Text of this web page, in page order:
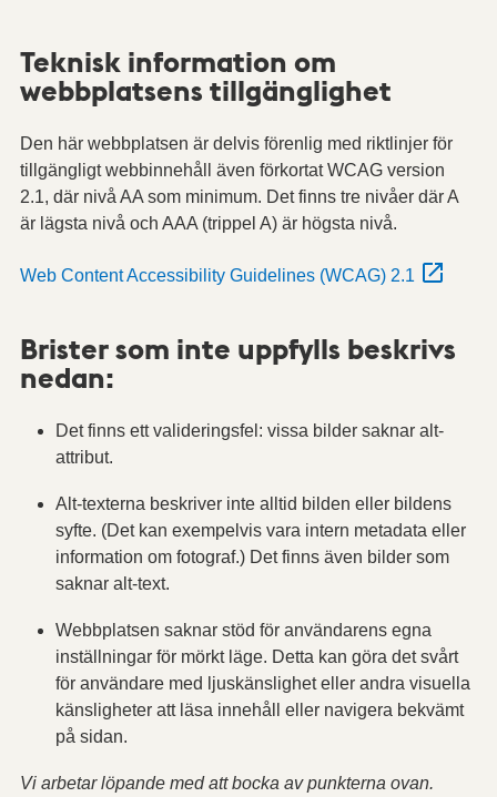
Teknisk information om
webbplatsens tillgänglighet
Den här webbplatsen är delvis förenlig med riktlinjer för
tillgängligt webbinnehåll även förkortat WCAG version
2.1, där nivå AA som minimum. Det finns tre nivåer där A
är lägsta nivå och AAA (trippel A) är högsta nivå.
Web Content Accessibility Guidelines (WCAG) 2.1
Brister som inte uppfylls beskrivs
nedan:
Det finns ett valideringsfel: vissa bilder saknar alt-
attribut.
Alt-texterna beskriver inte alltid bilden eller bildens
syfte. (Det kan exempelvis vara intern metadata eller
information om fotograf.) Det finns även bilder som
saknar alt-text.
Webbplatsen saknar stöd för användarens egna
inställningar för mörkt läge. Detta kan göra det svårt
för användare med ljuskänslighet eller andra visuella
känsligheter att läsa innehåll eller navigera bekvämt
på sidan.
Vi arbetar löpande med att bocka av punkterna ovan.